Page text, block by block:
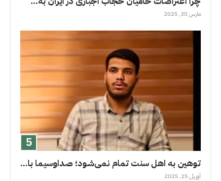
مارس 30, 2025
توهین به اهل سنت تمام نمی‌شود؛ صداوسیما با...
آوریل 25, 2025